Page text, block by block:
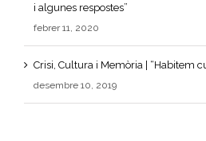
i algunes respostes”
febrer 11, 2020
Crisi, Cultura i Memòria | “Habitem
desembre 10, 2019